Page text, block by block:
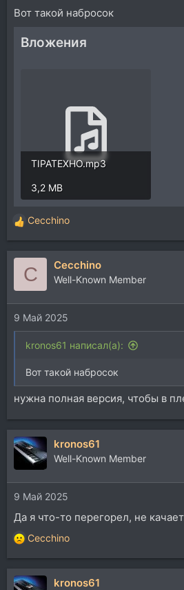
Вот такой набросок
Вложения
TIPATEXHO.mp3
3,2 MB
Р
е
а
и
и
:
Cecchino
C Cecchino
Well-Known Member
9 Май 2025
kronos61 написал(а):
Вот такой набросок
нужна полная версия, чтобы в
kronos61
Well-Known Member
9 Май 2025
Да я что-то перегорел, не
Р
е
а
к
Cecchino
kronos61